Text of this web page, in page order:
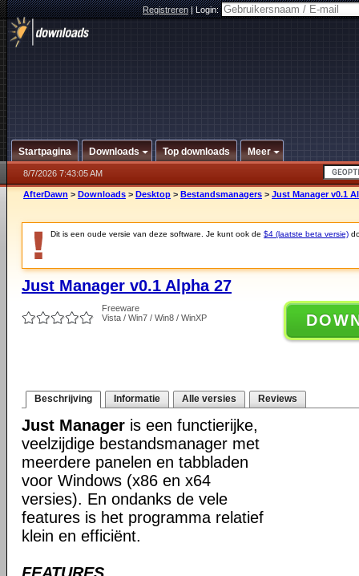
Registreren|Login:
Startpagina Downloads Top downloads Meer
8/7/2026 7:43:05 AM
AfterDawn > Downloads > Desktop > Bestandsmanagers > Just Manager v0.1
Dit is een oude versie van deze software. Je kunt ook de $4 (laatste beta versie)
Just Manager v0.1 Alpha 27
Freeware
Vista / Win7 / Win8 / WinXP
Beschrijving Informatie Alle versies Reviews
Just Manager is een functierijke,
veelzijdige bestandsmanager met
meerdere panelen en tabbladen
voor Windows (x86 en x64
versies). En ondanks de vele
features is het programma relatief
klein en efficiënt.